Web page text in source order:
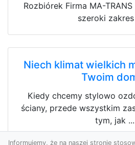
Rozbiórek Firma MA-
szeroki zakres
Niech klimat wielkich
Twoim
Kiedy chcemy stylowo
ściany, przede wszystkim
tym, jak ...
Informujemy, że na naszej stronie